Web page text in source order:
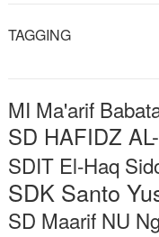
TAGGING
MI Ma'arif
SD HAFIDZ
SDIT El-Haq
SDK Santo
SD Maarif NU